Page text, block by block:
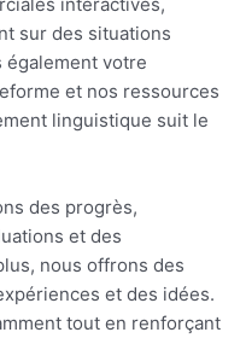
sur des situations
votre
et nos ressources
linguistique suit le
des progrès,
et des
nous offrons des
et des idées.
tout en renforçant